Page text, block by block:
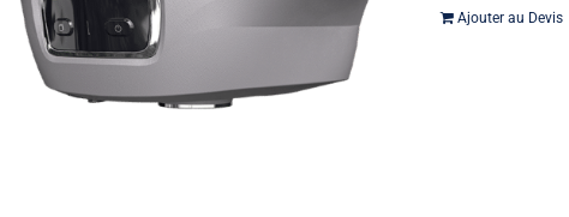
Ajouter au Devis